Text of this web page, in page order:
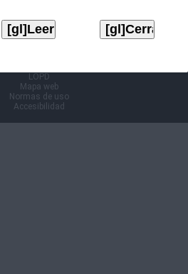
LOPD
Mapa web
Normas de uso
Accesibilidad